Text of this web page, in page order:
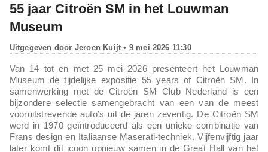
55 jaar Citroën SM in het Louwman
Museum
Uitgegeven door Jeroen Kuijt • 9 mei 2026 11:30
Van 14 tot en met 25 mei 2026 presenteert het Louwman
Museum de tijdelijke expositie 55 years of Citroën SM. In
samenwerking met de Citroën SM Club Nederland is een
bijzondere selectie samengebracht van een van de meest
vooruitstrevende auto’s uit de jaren zeventig. De Citroën SM
werd in 1970 geïntroduceerd als een unieke combinatie van
Frans design en Italiaanse Maserati-techniek. Vijfenvijftig jaar
later komt dit icoon opnieuw samen in de Great Hall van het